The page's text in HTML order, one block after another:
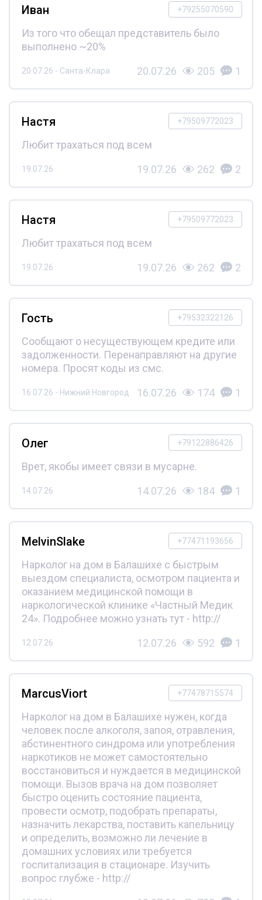
+79255070590
Иван
Из того что обещал представитель было
выполнено ~20%
20.07.26 - Санта-Клара 20.07.26 205 1
+79509772023
Настя
Любит трахаться под всем
19.07.26 19.07.26 262 2
+79509772023
Настя
Любит трахаться под всем
19.07.26 19.07.26 262 2
+79532322126
Гость
Сообщают о несуществующем кредите или
задолженности. Перенаправляют на другие
номера. Просят коды из смс.
16.07.26 - Нижний Новгород 16.07.26 174 1
+79122886426
Олег
Врет, якобы имеет связи в мусарне.
14.07.26 14.07.26 184 1
+77471193656
MelvinSlake
Нарколог на дом в Балашихе с быстрым
выездом специалиста, осмотром пациента и
оказанием медицинской помощи в
наркологической клинике «Частный Медик
24». Подробнее можно узнать тут - http://
12.07.26 12.07.26 592 1
+77478715574
MarcusViort
Нарколог на дом в Балашихе нужен, когда
человек после алкоголя, запоя, отравления,
абстинентного синдрома или употребления
наркотиков не может самостоятельно
восстановиться и нуждается в медицинской
помощи. Вызов врача на дом позволяет
быстро оценить состояние пациента,
провести осмотр, подобрать препараты,
назначить лекарства, поставить капельницу
и определить, возможно ли лечение в
домашних условиях или требуется
госпитализация в стационаре. Изучить
вопрос глубже - http://